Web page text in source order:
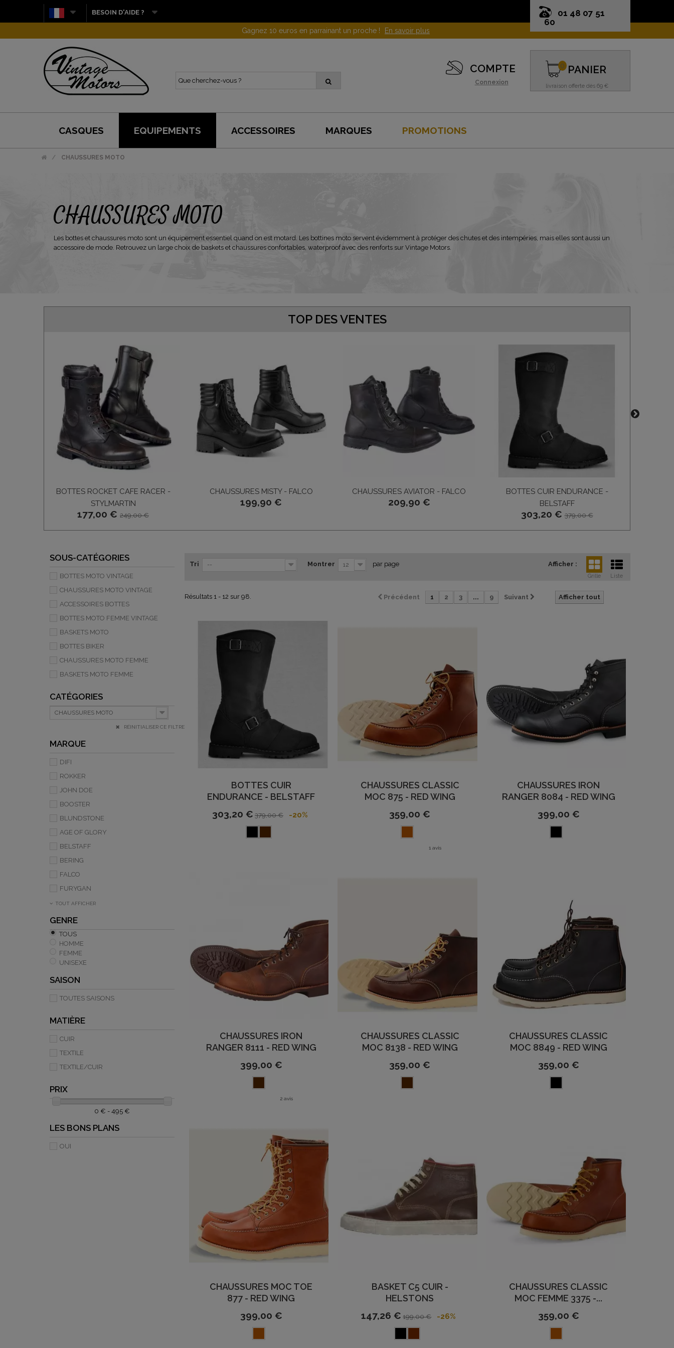
01 48 07 51
60
BESOIN D'AIDE ?
Gagnez 10 euros en parrainant un proche ! En savoir plus
COMPTE
Connexion
PANIER
livraison offerte dès 69 €
0
CASQUES EQUIPEMENTS ACCESSOIRES MARQUES PROMOTIONS
CHAUSSURES MOTO
CHAUSSURES MOTO
Les bottes et chaussures moto sont un équipement essentiel quand on est motard. Les bottines moto servent évidemment à protéger des chutes et des intempéries, mais elles sont aussi un
accessoire de mode. Retrouvez un large choix de baskets et chaussures confortables, waterproof avec des renforts sur Vintage Motors.
TOP DES VENTES
BOTTES ROCKET CAFE RACER -
STYLMARTIN
177,00 € 249,00 €
CHAUSSURES MISTY - FALCO
199,90 €
CHAUSSURES AVIATOR - FALCO
209,90 €
BOTTES CUIR ENDURANCE -
BELSTAFF
303,20 €379,00 €
SOUS-CATÉGORIES
BOTTES MOTO VINTAGE
CHAUSSURES MOTO VINTAGE
ACCESSOIRES BOTTES
BOTTES MOTO FEMME VINTAGE
BASKETS MOTO
BOTTES BIKER
CHAUSSURES MOTO FEMME
BASKETS MOTO FEMME
CATÉGORIES
CHAUSSURES MOTO
RÉINITIALISER CE FILTRE
MARQUE
DIFI
ROKKER
JOHN DOE
BOOSTER
BLUNDSTONE
AGE OF GLORY
BELSTAFF
BERING
FALCO
FURYGAN
TOUT AFFICHER
GENRE
TOUS
HOMME
FEMME
UNISEXE
SAISON
TOUTES SAISONS
MATIÈRE
CUIR
TEXTILE
TEXTILE/CUIR
PRIX
0 € - 495 €
LES BONS PLANS
OUI
Afficher :
Grille Liste
Tri -- Montrer 12 par page
Afficher tout
Précédent 1 2 3 ... 9 Suivant
Résultats 1 - 12 sur 98.
BOTTES CUIR
ENDURANCE - BELSTAFF
303,20 € 379,00 € -20%
CHAUSSURES CLASSIC
MOC 875 - RED WING
359,00 €
1 avis
CHAUSSURES IRON
RANGER 8084 - RED WING
399,00 €
CHAUSSURES IRON
RANGER 8111 - RED WING
399,00 €
2 avis
CHAUSSURES CLASSIC
MOC 8138 - RED WING
359,00 €
CHAUSSURES CLASSIC
MOC 8849 - RED WING
359,00 €
CHAUSSURES MOC TOE
877 - RED WING
399,00 €
BASKET C5 CUIR -
HELSTONS
147,26 € 199,00 € -26%
CHAUSSURES CLASSIC
MOC FEMME 3375 -...
359,00 €